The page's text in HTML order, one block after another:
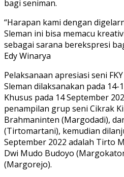
bagi seniman.
“Harapan kami dengan
Sleman ini bisa memacu
sebagai sarana berekspresi
Edy Winarya
Pelaksanaan apresiasi seni
Sleman dilaksanakan pada 14-
Khusus pada 14 September
penampilan grup seni Cikrak
Brahmaninten (Margodadi),
(Tirtomartani), kemudian
September 2022 adalah Tirto
Dwi Mudo Budoyo
(Margorejo).